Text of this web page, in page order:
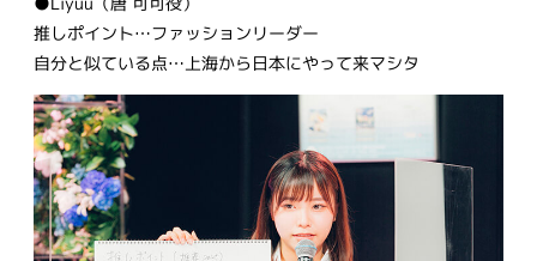
推しポイント…ファッションリーダー
自分と似ている点…上海から日本にやって来マシタ